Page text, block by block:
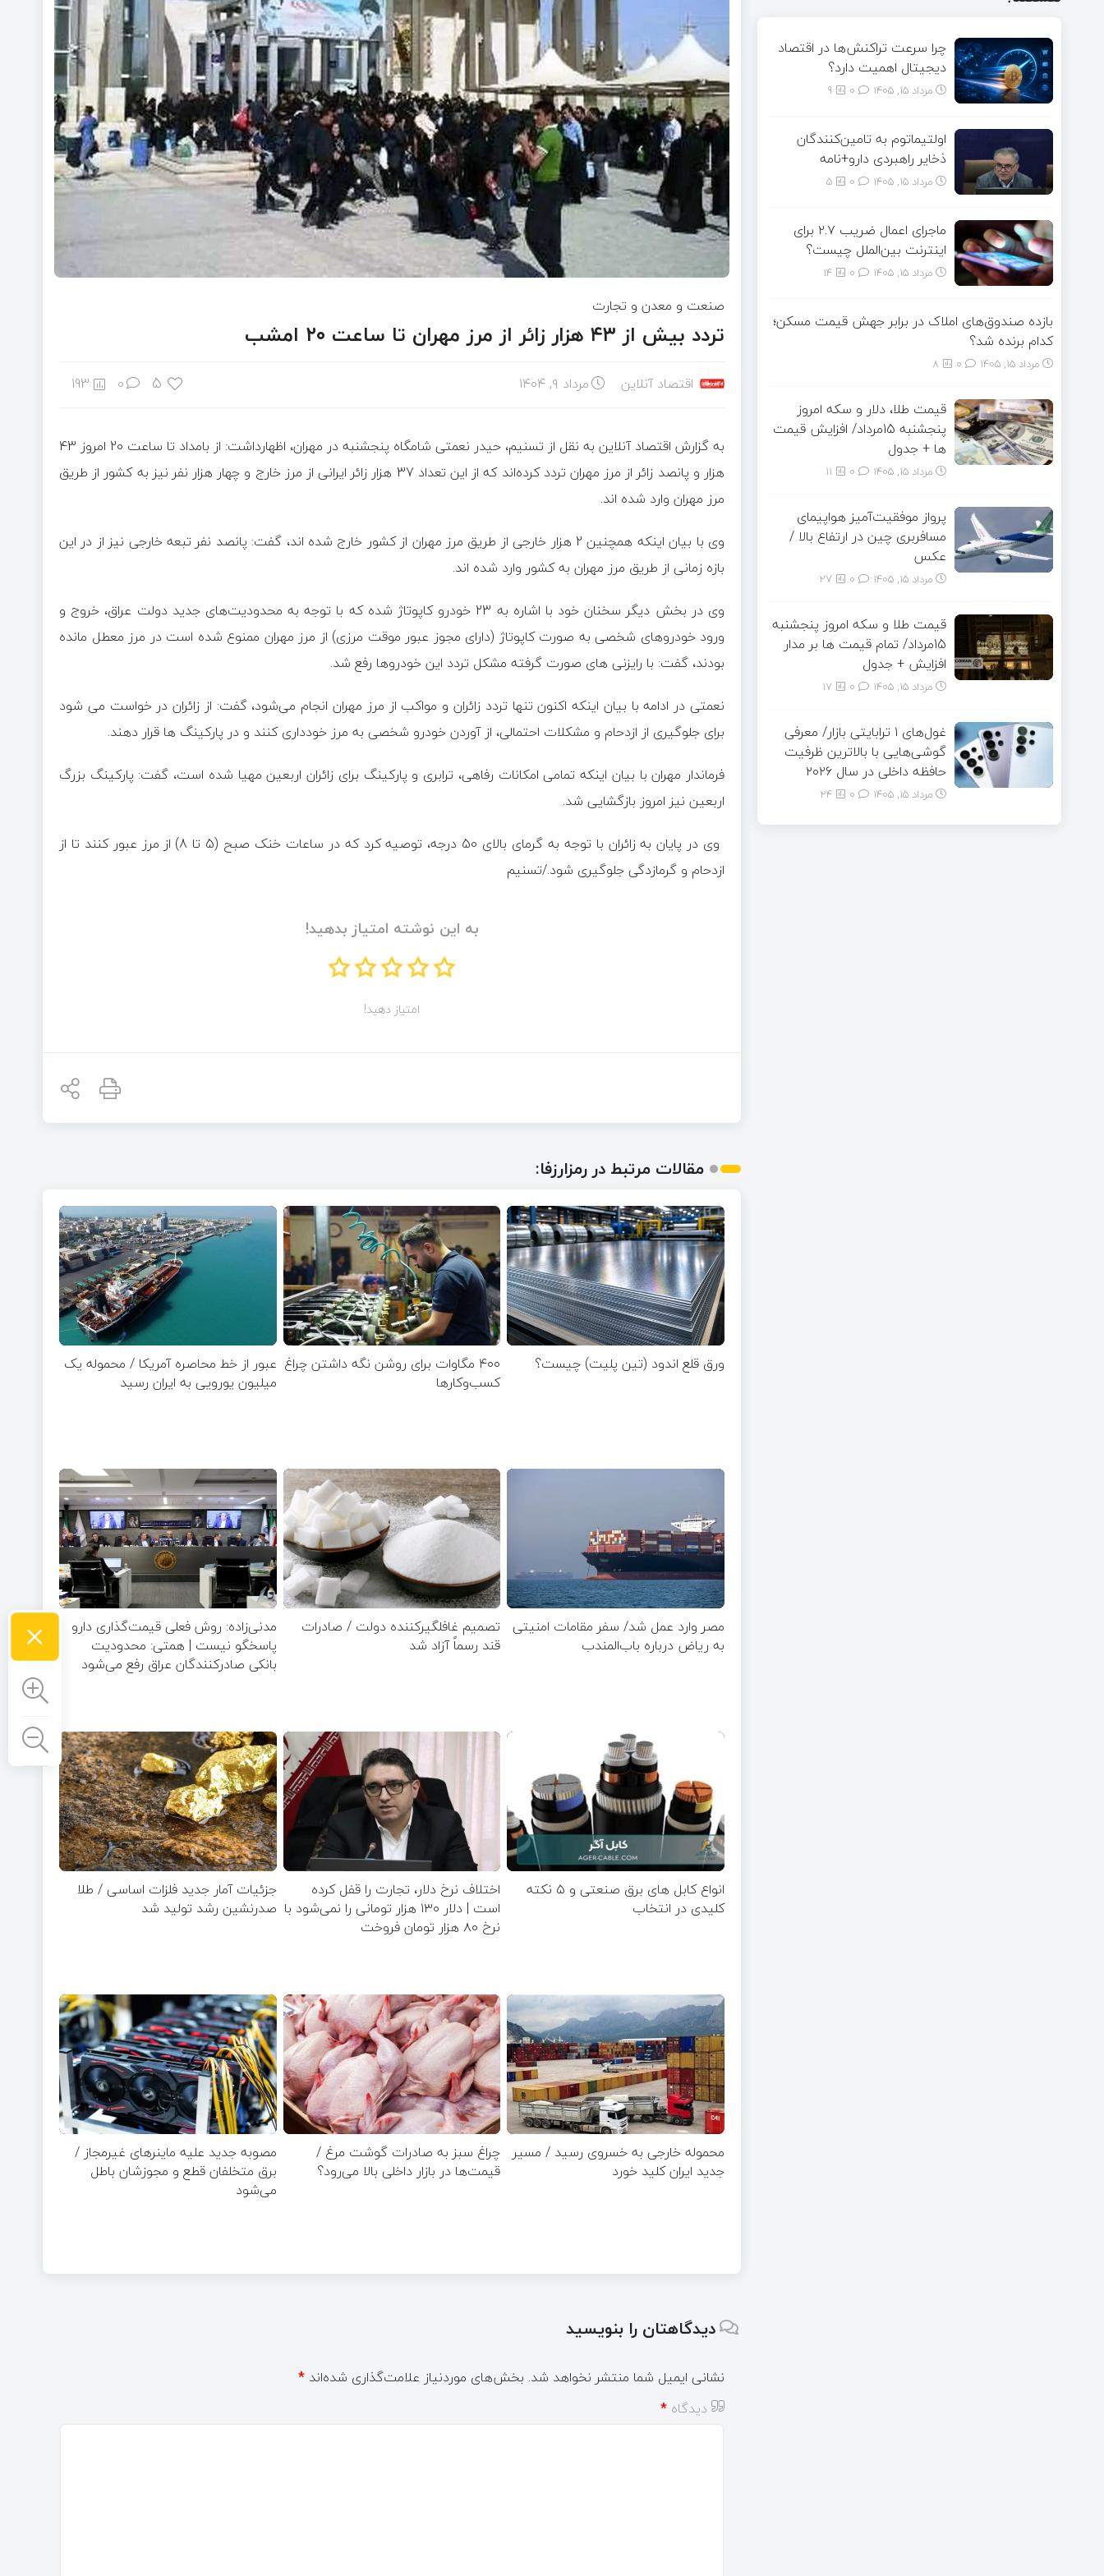
صنعت و معدن و تجارت
تردد بیش از ۴۳ هزار زائر از مرز مهران تا ساعت ۲۰ امشب
اقتصاد آنلاین مرداد ۹, ۱۴۰۴ 5
0
193
به گزارش اقتصاد آنلاین به نقل از تسنیم، حیدر نعمتی شامگاه پنجشنبه در مهران، اظهارداشت: از بامداد تا ساعت 20 امروز 43
هزار و پانصد زائر از مرز مهران تردد کرده‌اند که از این تعداد 37 هزار زائر ایرانی از مرز خارج و چهار هزار نفر نیز به کشور از طریق
مرز مهران وارد شده اند‌.
وی با بیان اینکه همچنین 2 هزار خارجی از طریق مرز مهران از کشور خارج شده اند، گفت: پانصد نفر تبعه خارجی نیز از در این
بازه زمانی از طریق مرز مهران به کشور وارد شده اند‌.
وی در بخش دیگر سخنان خود با اشاره به 23 خودرو کاپوتاژ شده که با توجه به محدودیت‌های جدید دولت عراق، خروج و
ورود خودروهای شخصی به صورت کاپوتاژ (دارای مجوز عبور موقت مرزی) از مرز مهران ممنوع شده است در مرز معطل مانده
بودند، گفت: با رایزنی های صورت گرفته مشکل تردد این خودروها رفع شد.
نعمتی در ادامه با بیان اینکه اکنون تنها تردد زائران و مواکب از مرز مهران انجام می‌شود، گفت: از زائران در خواست می شود
برای جلوگیری از ازدحام و مشکلات احتمالی، از آوردن خودرو شخصی به مرز خودداری کنند و در پارکینگ ها قرار دهند.
فرماندار مهران با بیان اینکه تمامی امکانات رفاهی، ترابری و پارکینگ برای زائران اربعین مهیا شده است، گفت: پارکینگ بزرگ
اربعین نیز امروز بازگشایی شد.
وی در پایان به زائران با توجه به گرمای بالای 50 درجه، توصیه کرد که در ساعات خنک صبح (5 تا 8) از مرز عبور کنند تا از
ازدحام و گرمازدگی جلوگیری شود./تسنیم
به این نوشته امتیاز بدهید!
امتیاز دهید!
مقالات مرتبط در رمزارزفا:
ورق قلع اندود (تین پلیت) چیست؟
۴۰۰ مگاوات برای روشن نگه داشتن چراغ
کسب‌وکار‌ها
عبور از خط محاصره آمریکا / محموله یک
میلیون یورویی به ایران رسید
مصر وارد عمل شد/ سفر مقامات امنیتی
به ریاض درباره باب‌المندب
تصمیم غافلگیرکننده دولت / صادرات
قند رسماً آزاد شد
مدنی‌زاده: روش فعلی قیمت‌گذاری دارو
پاسخگو نیست | همتی: محدودیت
بانکی صادرکنندگان عراق رفع می‌شود
انواع کابل های برق صنعتی و ۵ نکته
کلیدی در انتخاب
اختلاف نرخ دلار، تجارت را قفل کرده
است | دلار ۱۳۰ هزار تومانی را نمی‌شود با
نرخ ۸۰ هزار تومان فروخت
جزئیات آمار جدید فلزات اساسی / طلا
صدرنشین رشد تولید شد
محموله خارجی به خسروی رسید / مسیر
جدید ایران کلید خورد
چراغ سبز به صادرات گوشت مرغ /
قیمت‌ها در بازار داخلی بالا می‌رود؟
مصوبه جدید علیه ماینرهای غیرمجاز /
برق متخلفان قطع و مجوزشان باطل
می‌شود
دیدگاهتان را بنویسید
نشانی ایمیل شما منتشر نخواهد شد. بخش‌های موردنیاز علامت‌گذاری شده‌اند *
دیدگاه *
چرا سرعت تراکنش‌ها در اقتصاد
دیجیتال اهمیت دارد؟
مرداد ۱۵, ۱۴۰۵ 9
اولتیماتوم به تامین‌کنندگان
ذخایر راهبردی دارو+نامه
مرداد ۱۵, ۱۴۰۵ 5
ماجرای اعمال ضریب ۲.۷ برای
اینترنت بین‌الملل چیست؟
مرداد ۱۵, ۱۴۰۵ 14
بازده صندوق‌های املاک در برابر جهش قیمت مسکن؛
کدام برنده شد؟
مرداد ۱۵, ۱۴۰۵ 8
قیمت طلا، دلار و سکه امروز
پنجشنبه 15مرداد/ افزایش قیمت
ها + جدول
مرداد ۱۵, ۱۴۰۵ 11
پرواز موفقیت‌آمیز هواپیمای
مسافربری چین در ارتفاع بالا /
عکس
مرداد ۱۵, ۱۴۰۵ 27
قیمت طلا و سکه امروز پنجشنبه
15مرداد/ تمام قیمت ها بر مدار
افزایش + جدول
مرداد ۱۵, ۱۴۰۵ 17
غول‌های ۱ ترابایتی بازار/ معرفی
گوشی‌هایی با بالاترین ظرفیت
حافظه داخلی در سال ۲۰۲۶
مرداد ۱۵, ۱۴۰۵ 24
×